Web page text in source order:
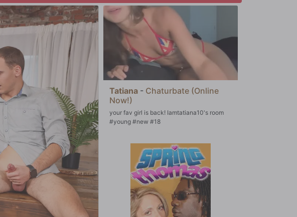
Tatiana - Chaturbate (Online
Now!)
your fav girl is back! Iamtatiana10's room
#young #new #18